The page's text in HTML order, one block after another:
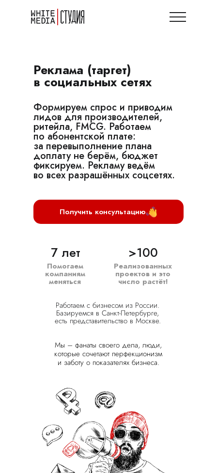
Работаем с бизнесом из России.
Базируемся в Санкт-Петербурге,
есть представительство в Москве.
Реализованных
проектов и это
число растёт!
Помогаем
компаниям
меняться
>100
7 лет
Мы – фанаты своего дела, люди,
которые сочетают перфекционизм
и заботу о показателях бизнеса.
Получить консультацию
Реклама (таргет)
в социальных сетях
Формируем спрос и приводим
лидов для производителей,
ритейла, FMCG. Работаем
по абонентской плате:
за перевыполнение плана
доплату не берём, бюджет
фиксируем. Рекламу ведём
во всех разрашённых соцсетях.